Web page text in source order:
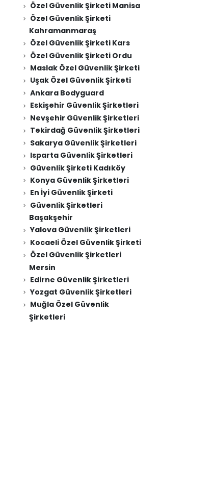
Özel Güvenlik Şirketi Manisa
Özel Güvenlik Şirketi
Kahramanmaraş
Özel Güvenlik Şirketi Kars
Özel Güvenlik Şirketi Ordu
Maslak Özel Güvenlik Şirketi
Uşak Özel Güvenlik Şirketi
Ankara Bodyguard
Eskişehir Güvenlik Şirketleri
Nevşehir Güvenlik Şirketleri
Tekirdağ Güvenlik Şirketleri
Sakarya Güvenlik Şirketleri
Isparta Güvenlik Şirketleri
Güvenlik Şirketi Kadıköy
Konya Güvenlik Şirketleri
En İyi Güvenlik Şirketi
Güvenlik Şirketleri
Başakşehir
Yalova Güvenlik Şirketleri
Kocaeli Özel Güvenlik Şirketi
Özel Güvenlik Şirketleri
Mersin
Edirne Güvenlik Şirketleri
Yozgat Güvenlik Şirketleri
Muğla Özel Güvenlik
Şirketleri